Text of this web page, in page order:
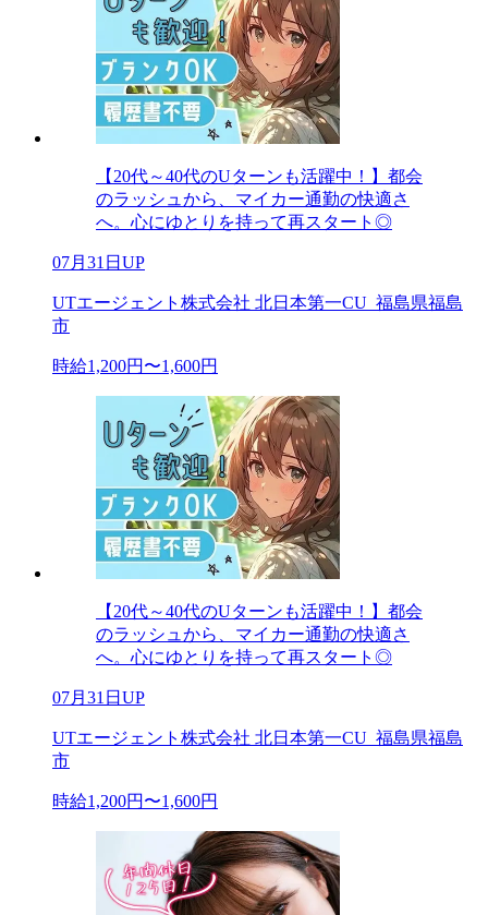
【20代～40代のUターンも活躍中！】都会
のラッシュから、マイカー通勤の快適さ
へ。心にゆとりを持って再スタート◎
07月31日UP
UTエージェント株式会社 北日本第一CU_福島県福島
市
時給1,200円〜1,600円
【20代～40代のUターンも活躍中！】都会
のラッシュから、マイカー通勤の快適さ
へ。心にゆとりを持って再スタート◎
07月31日UP
UTエージェント株式会社 北日本第一CU_福島県福島
市
時給1,200円〜1,600円